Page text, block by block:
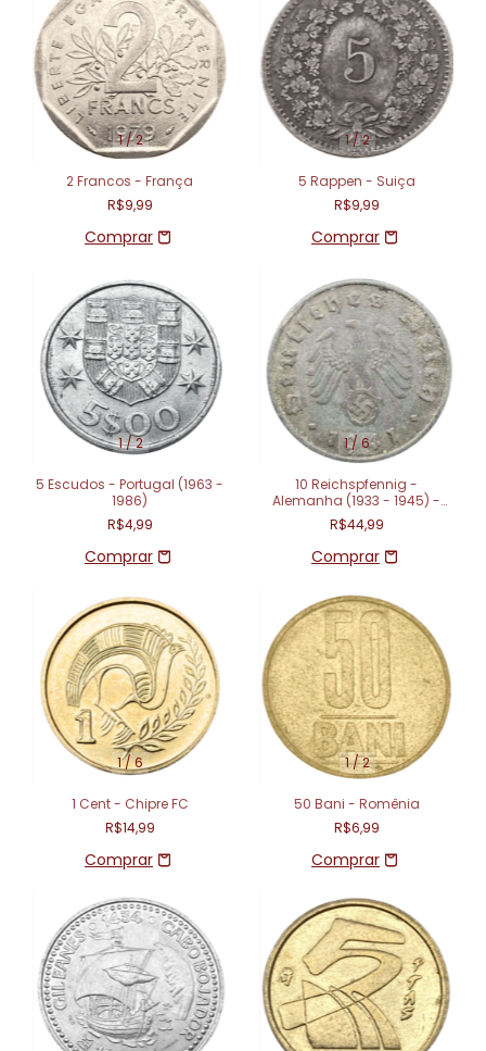
1/2
2 Francos - França
R$9,99
1/2
5 Rappen - Suiça
R$9,99
1/2
5 Escudos - Portugal (1963 -
1986)
R$4,99
1/6
10 Reichspfennig -
Alemanha (1933 - 1945) -
Terceiro Reich
R$44,99
1/6
1 Cent - Chipre FC
R$14,99
1/2
50 Bani - Romênia
R$6,99